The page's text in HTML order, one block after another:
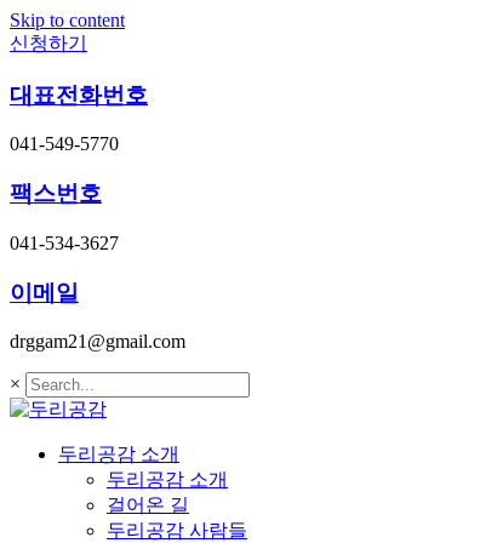
Skip to content
신청하기
대표전화번호
041-549-5770
팩스번호
041-534-3627
이메일
drggam21@gmail.com
×
두리공감 소개
두리공감 소개
걸어온 길
두리공감 사람들